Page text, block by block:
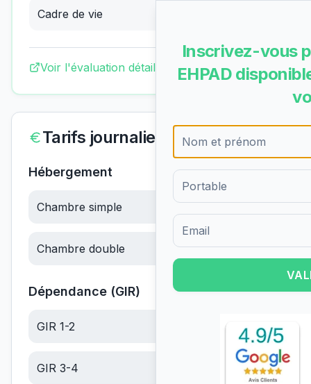
Cadre de vie
Voir l'évaluation détaillée complète
Tarifs journaliers
Hébergement
Chambre simple 61.04€/jour
Chambre double 61.04€/jour
Dépendance (GIR)
GIR 1-2 6.10 €/jour
GIR 3-4 €/jour
Inscrivez-vous
EHPAD
Formulaire d'inscription pour